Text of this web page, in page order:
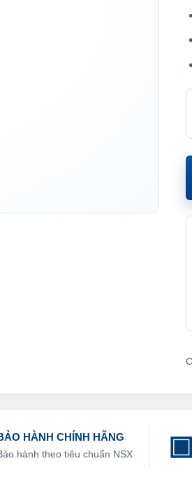
HÀNH CHÍNH HÃNG
hành theo tiêu chuẩn NSX